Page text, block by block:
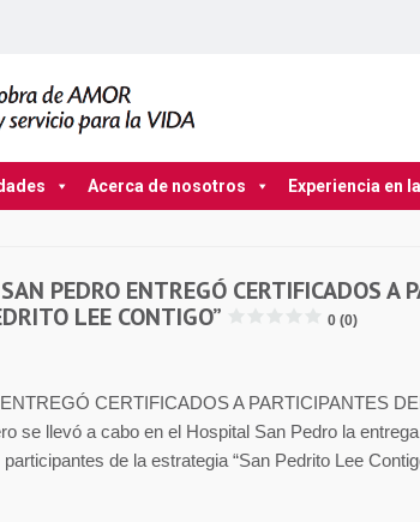
Acerca de nosotros Experiencia en
PEDRO ENTREGÓ CERTIFICADOS A
LEE CONTIGO”
0 (0)
CERTIFICADOS A PARTICIPANTES
se llevó a cabo en el Hospital San Pedro la
de la estrategia “San Pedrito Lee